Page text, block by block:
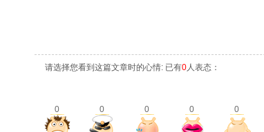
请选择您看到这篇文章时的心情: 已有0人表态：
0 0 0 0 0